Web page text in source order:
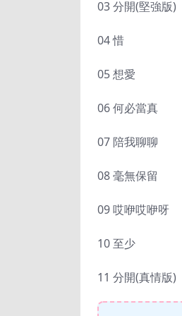
03 分開(堅強版)
04 惜
05 想愛
06 何必當真
07 陪我聊聊
08 毫無保留
09 哎咿哎咿呀
10 至少
11 分開(真情版)